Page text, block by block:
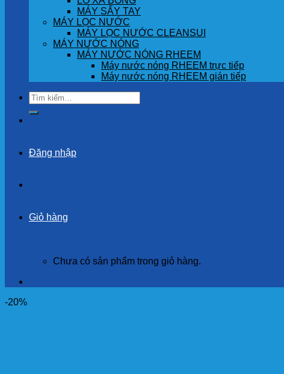
MÁY SẤY TAY
MÁY LỌC NƯỚC
MÁY LỌC NƯỚC CLEANSUI
MÁY NƯỚC NÓNG
MÁY NƯỚC NÓNG RHEEM
Máy nước nóng RHEEM trực tiếp
Máy nước nóng RHEEM gián tiếp
Tìm
kiếm:
Đăng nhập
Giỏ hàng
Chưa có sản phẩm trong giỏ hàng.
-20%